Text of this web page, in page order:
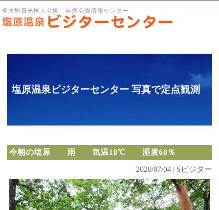
栃木県日光国立公園 自然公園情報センター
塩原温泉ビジターセンター 写真で定点観測
今朝の塩原 雨 気温18℃ 湿度68％
2020/07/04 | Sビジター